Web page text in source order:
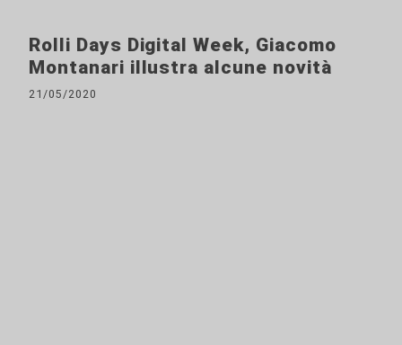
Rolli Days Digital Week, Giacomo
Montanari illustra alcune novità
21/05/2020